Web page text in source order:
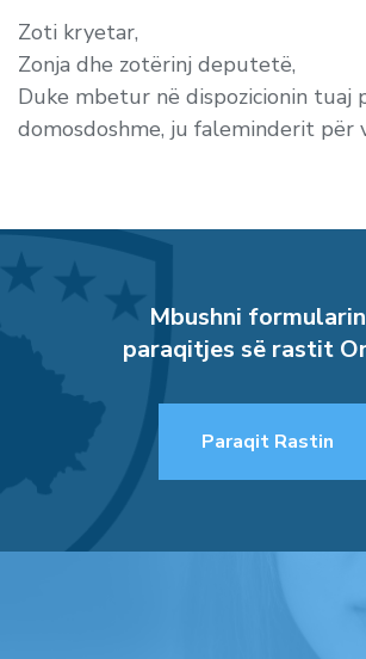
Zoti kryetar,
Zonja dhe zotërinj deputetë,
Duke mbetur në dispozicionin tuaj
domosdoshme, ju faleminderit për
Mbushni
paraqitjes së rastit
Paraqit Rastin